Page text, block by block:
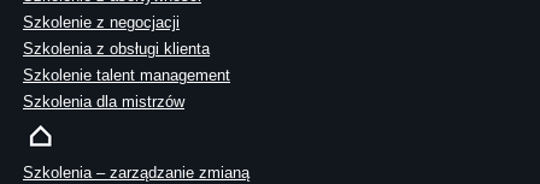
Szkolenie z negocjacji
Szkolenia z obsługi klienta
Szkolenie talent management
Szkolenia dla mistrzów
Szkolenia – zarządzanie zmianą